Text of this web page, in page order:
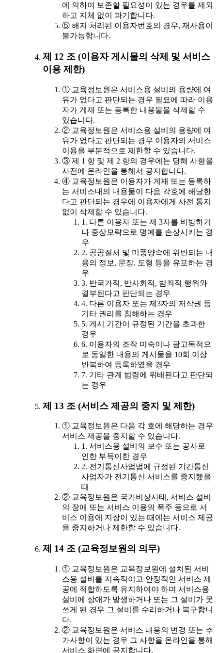
에 의하여 보존할 필요성이 있는 경우를 제외
하고 지체 없이 파기합니다.
⑤ 해지 처리된 이용자번호의 경우, 재사용이
불가능합니다.
제 12 조 (이용자 게시물의 삭제 및 서비스
이용 제한)
① 교육정보원은 서비스용 설비의 용량에 여
유가 없다고 판단되는 경우 필요에 따라 이용
자가 게재 또는 등록한 내용물을 삭제할 수
있습니다.
② 교육정보원은 서비스용 설비의 용량에 여
유가 없다고 판단되는 경우 이용자의 서비스
이용을 부분적으로 제한할 수 있습니다.
③ 제 1 항 및 제 2 항의 경우에는 당해 사항을
사전에 온라인을 통해서 공지합니다.
④ 교육정보원은 이용자가 게재 또는 등록하
는 서비스내의 내용물이 다음 각호에 해당한
다고 판단되는 경우에 이용자에게 사전 통지
없이 삭제할 수 있습니다.
1. 다른 이용자 또는 제 3자를 비방하거
나 중상모략으로 명예를 손상시키는 경
우
2. 공공질서 및 미풍양속에 위반되는 내
용의 정보, 문장, 도형 등을 유포하는 경
우
3. 반국가적, 반사회적, 범죄적 행위와
결부된다고 판단되는 경우
4. 다른 이용자 또는 제3자의 저작권 등
기타 권리를 침해하는 경우
5. 게시 기간이 규정된 기간을 초과한
경우
6. 이용자의 조작 미숙이나 광고목적으
로 동일한 내용의 게시물을 10회 이상
반복하여 등록하였을 경우
7. 기타 관계 법령에 위배된다고 판단되
는 경우
제 13 조 (서비스 제공의 중지 및 제한)
① 교육정보원은 다음 각 호에 해당하는 경우
서비스 제공을 중지할 수 있습니다.
1. 서비스용 설비의 보수 또는 공사로
인한 부득이한 경우
2. 전기통신사업법에 규정된 기간통신
사업자가 전기통신 서비스를 중지했을
때
② 교육정보원은 국가비상사태, 서비스 설비
의 장애 또는 서비스 이용의 폭주 등으로 서
비스 이용에 지장이 있는 때에는 서비스 제공
을 중지하거나 제한할 수 있습니다.
제 14 조 (교육정보원의 의무)
① 교육정보원은 교육정보원에 설치된 서비
스용 설비를 지속적이고 안정적인 서비스 제
공에 적합하도록 유지하여야 하며 서비스용
설비에 장애가 발생하거나 또는 그 설비가 못
쓰게 된 경우 그 설비를 수리하거나 복구합니
다.
② 교육정보원은 서비스 내용의 변경 또는 추
가사항이 있는 경우 그 사항을 온라인을 통해
서비스 화면에 공지합니다.